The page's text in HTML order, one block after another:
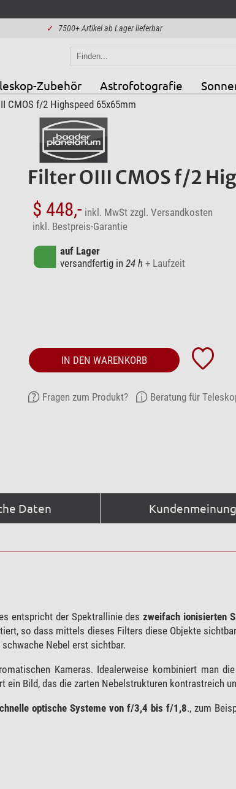
✓ 7500+ Artikel ab Lager lieferbar
Zubehör Astrofotografie
CMOS f/2 Highspeed 65x65mm
Filter OIII CMOS f/2
$ 448,- inkl. MwSt zzgl. Versandkosten
inkl. Bestpreis-Garantie
auf Lager
versandfertig in 24 h + Laufzeit
IN DEN WARENKORB
Fragen zum Produkt? Beratung für
Daten
entspricht der Spektrallinie deszweifach ionisierten
so dass mittels dieses Filters diese Objekte
Nebel erst sichtbar.
Kameras. Idealerweise kombiniert man
ein Bild, das die zarten Nebelstrukturen kontrastreich
optische Systeme von f/3,4 bis f/1,8., zum